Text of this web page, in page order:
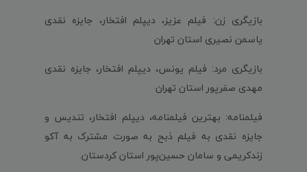
بازیگری زن: فیلم عزیز، دیپلم افتخار، جایزه نقدی
یاسمن نصیری استان تهران
بازیگری مرد: فیلم یونس، دیپلم افتخار، جایزه نقدی
مهدی صفرپور استان تهران
فیلمنامه: بهترین فیلمنامه، دیپلم افتخار، تندیس و
جایزه نقدی به فیلم ذبح به صورت مشترک به آکو
زندکریمی و سامان حسین‌پور استان کردستان.